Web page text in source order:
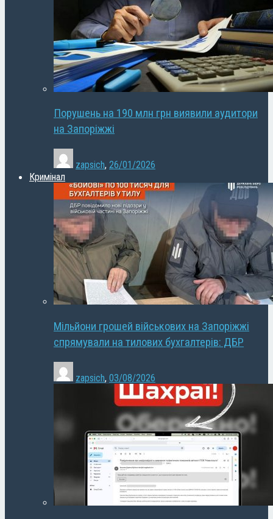
Порушень на 190 млн грн виявили аудитори
на Запоріжжі
zapsich, 26/01/2026
Кримінал
Мільйони грошей військових на Запоріжжі
спрямували на тилових бухгалтерів: ДБР
zapsich, 03/08/2026